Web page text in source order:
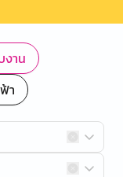
งาน
า